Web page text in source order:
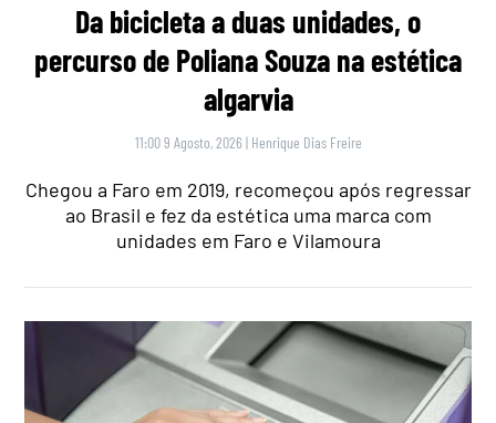
Da bicicleta a duas unidades, o
percurso de Poliana Souza na estética
algarvia
11:00 9 Agosto, 2026 | Henrique Dias Freire
Chegou a Faro em 2019, recomeçou após regressar
ao Brasil e fez da estética uma marca com
unidades em Faro e Vilamoura